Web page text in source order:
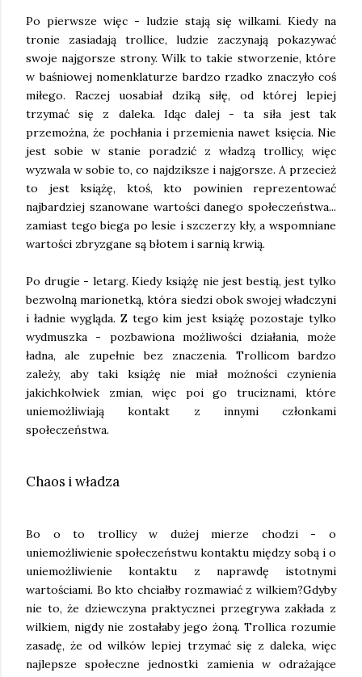
Po pierwsze więc - ludzie stają się wilkami. Kiedy na
tronie zasiadają trollice, ludzie zaczynają pokazywać
swoje najgorsze strony. Wilk to takie stworzenie, które
w baśniowej nomenklaturze bardzo rzadko znaczyło coś
miłego. Raczej uosabiał dziką siłę, od której lepiej
trzymać się z daleka. Idąc dalej - ta siła jest tak
przemożna, że pochłania i przemienia nawet księcia. Nie
jest sobie w stanie poradzić z władzą trollicy, więc
wyzwala w sobie to, co najdziksze i najgorsze. A przecież
to jest książę, ktoś, kto powinien reprezentować
najbardziej szanowane wartości danego społeczeństwa...
zamiast tego biega po lesie i szczerzy kły, a wspomniane
wartości zbryzgane są błotem i sarnią krwią.
Po drugie - letarg. Kiedy książę nie jest bestią, jest tylko
bezwolną marionetką, która siedzi obok swojej władczyni
i ładnie wygląda. Z tego kim jest książę pozostaje tylko
wydmuszka - pozbawiona możliwości działania, może
ładna, ale zupełnie bez znaczenia. Trollicom bardzo
zależy, aby taki książę nie miał możności czynienia
jakichkolwiek zmian, więc poi go truciznami, które
uniemożliwiają kontakt z innymi członkami
społeczeństwa.
Chaos i władza
Bo o to trollicy w dużej mierze chodzi - o
uniemożliwienie społeczeństwu kontaktu między sobą i o
uniemożliwienie kontaktu z naprawdę istotnymi
wartościami. Bo kto chciałby rozmawiać z wilkiem?Gdyby
nie to, że dziewczyna praktycznei przegrywa zakłada z
wilkiem, nigdy nie zostałaby jego żoną. Trollica rozumie
zasadę, że od wilków lepiej trzymać się z daleka, więc
najlepsze społeczne jednostki zamienia w odrażające